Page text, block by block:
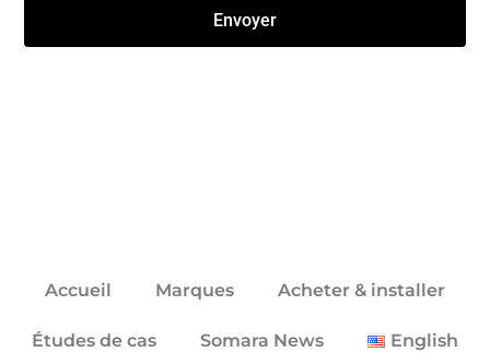
Envoyer
Accueil Marques Acheter & installer
Études de cas Somara News English